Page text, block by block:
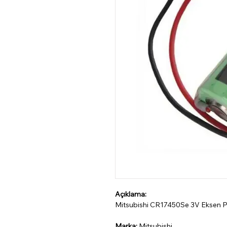
Açıklama:
Mitsubishi CR17450Se 3V Eksen